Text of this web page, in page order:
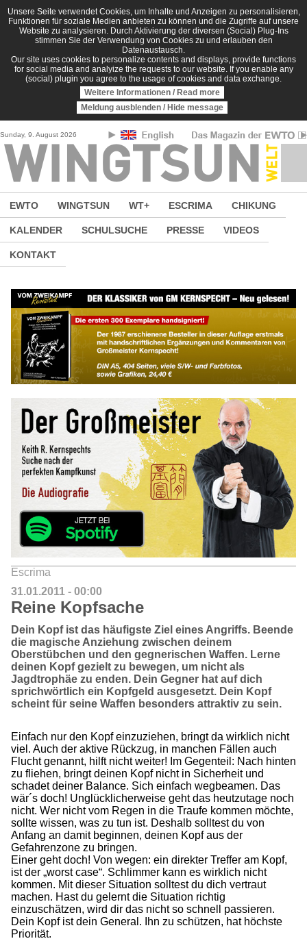
Direkt zum Inhalt
Unsere Seite verwendet Cookies, um Inhalte und Anzeigen zu personalisieren,
Funktionen für soziale Medien anbieten zu können und die Zugriffe auf unsere
Website zu analysieren. Durch Aktivierung der diversen (Social) Plug-Ins
stimmen Sie der Verwendung von Cookies zu und erlauben den
Datenaustausch.
Our site uses cookies to personalize contents and displays, provide functions
for social media and analyize the requests to our website. If you enable any
(social) plugin you agree to the usage of cookies and data exchange.
Weitere Informationen / Read more
Meldung ausblenden / Hide message
Sunday, 9. August 2026
EWTO WINGTSUN WT+ ESCRIMA CHIKUNG
KALENDER SCHULSUCHE PRESSE VIDEOS
KONTAKT
Escrima
31.01.2011 - 00:00
Reine Kopfsache
Dein Kopf ist das häufigste Ziel eines Angriffs. Beende
die magische Anziehung zwischen deinem
Oberstübchen und den gegnerischen Waffen. Lerne
deinen Kopf gezielt zu bewegen, um nicht als
Jagdtrophäe zu enden. Dein Gegner hat auf dich
sprichwörtlich ein Kopfgeld ausgesetzt. Dein Kopf
scheint für seine Waffen besonders attraktiv zu sein.
Einfach nur den Kopf einzuziehen, bringt da wirklich nicht
viel. Auch der aktive Rückzug, in manchen Fällen auch
Flucht genannt, hilft nicht weiter! Im Gegenteil: Nach hinten
zu fliehen, bringt deinen Kopf nicht in Sicherheit und
schadet deiner Balance. Sich einfach wegbeamen. Das
wär´s doch! Unglücklicherweise geht das heutzutage noch
nicht. Wer nicht vom Regen in die Traufe kommen möchte,
sollte wissen, was zu tun ist. Deshalb solltest du von
Anfang an damit beginnen, deinen Kopf aus der
Gefahrenzone zu bringen.
Einer geht doch! Von wegen: ein direkter Treffer am Kopf,
ist der „worst case“. Schlimmer kann es wirklich nicht
kommen. Mit dieser Situation solltest du dich vertraut
machen. Hast du gelernt die Situation richtig
einzuschätzen, wird dir das nicht so schnell passieren.
Dein Kopf ist dein General. Ihn zu schützen, hat höchste
Priorität.